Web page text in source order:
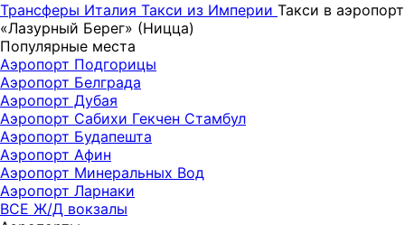
Трансферы Италия Такси из Империи Такси в аэропорт
«Лазурный Берег» (Ницца)
Популярные места
Аэропорт Подгорицы
Аэропорт Белграда
Аэропорт Дубая
Аэропорт Сабихи Гекчен Стамбул
Аэропорт Будапешта
Аэропорт Афин
Аэропорт Минеральных Вод
Аэропорт Ларнаки
ВСЕ Ж/Д вокзалы